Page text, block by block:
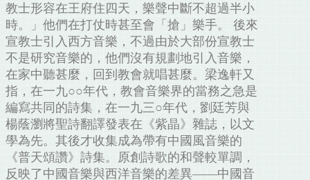
教士形容在王府住四天，樂聲中斷不超過半小
時。」他們在打仗時甚至會「搶」樂手。 後來
宣教士引入西方音樂，不過由於大部份宣教士
不是研究音樂的，他們沒有規劃地引入音樂，
在家中聽甚麼，回到教會就唱甚麼。梁逸軒又
指，在一九○○年代，教會音樂界的當務之急是
編寫共同的詩集，在一九三○年代，劉廷芳與
楊蔭瀏將聖詩翻譯發表在《紫晶》雜誌，以文
學為先。其後才收集成為帶有中國風音樂的
《普天頌讚》詩集。原創詩歌的和聲較單調，
反映了中國音樂與西洋音樂的差異——中國音